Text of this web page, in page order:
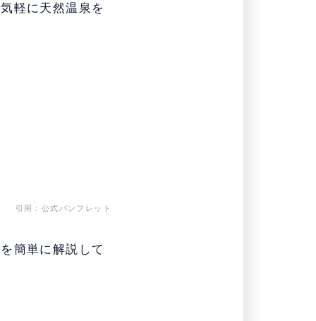
軽に天然温泉を
引用：公式パンフレット
簡単に解説して